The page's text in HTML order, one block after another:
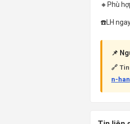
🔸Phù
☎️LH
📌
🔗
n-